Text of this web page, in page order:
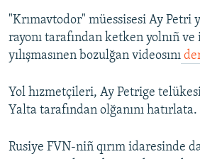
"Krımavtodor" müessisesi Ay Petri
rayonı tarafından ketken yolnıñ
yılışmasınen bozulğan videosını
Yol hızmetçileri, Ay Petrige
Yalta tarafından olğanını hatırlata.
Rusiye FVN-niñ qırım idaresinde